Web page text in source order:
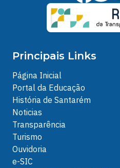
Principais Links
Página Inicial
Portal da Educação
História de Santarém
Noticias
Transparência
Turismo
Ouvidoria
e-SIC